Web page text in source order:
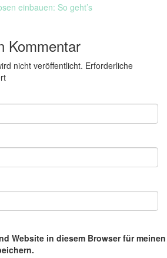
einbauen: So geht’s
Kommentar
nicht veröffentlicht. Erforderliche
Website in diesem Browser für meinen